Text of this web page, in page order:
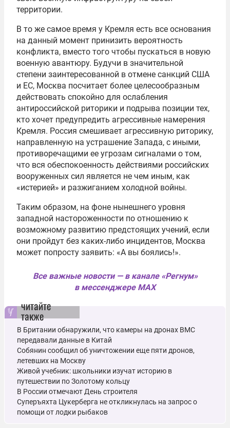
территории.
В то же самое время у Кремля есть все основания
на данный момент принизить вероятность
конфликта, вместо того чтобы пускаться в новую
военную авантюру. Будучи в значительной
степени заинтересованной в отмене санкций США
и ЕС, Москва посчитает более целесообразным
действовать спокойно для ослабления
антироссийской риторики и подрыва позиции тех,
кто хочет предупредить агрессивные намерения
Кремля. Россия смешивает агрессивную риторику,
направленную на устрашение Запада, с иными,
противоречащими ее угрозам сигналами о том,
что вся обеспокоенность действиями российских
вооруженных сил является не чем иным, как
«истерией» и разжиганием холодной войны.
Таким образом, на фоне нынешнего уровня
западной настороженности по отношению к
возможному развитию предстоящих учений, если
они пройдут без каких-либо инцидентов, Москва
может попросту заявить: «А вы боялись!».
Все важные новости — в канале «Регнум»
в мессенджере MAX
читайте
также
В Британии обнаружили, что камеры на дронах ВМС
передавали данные в Китай
Собянин сообщил об уничтожении еще пяти дронов,
летевших на Москву
Живой учебник: школьники изучат историю в
путешествии по Золотому кольцу
В России отмечают День строителя
Суперъяхта Цукерберга не откликнулась на запрос о
помощи от лодки рыбаков